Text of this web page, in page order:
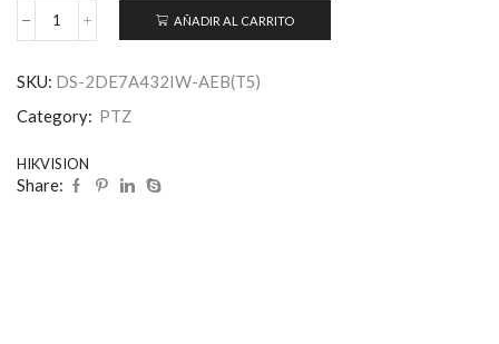
AÑADIR AL CARRITO
SKU: DS-2DE7A432IW-AEB(T5)
Category: PTZ
HIKVISION
Share: